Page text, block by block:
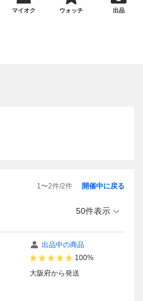
マイオク ウォッチ 出品
1〜2件/2件 開催中に戻る
50件表示
出品中の商品
100%
大阪府から発送